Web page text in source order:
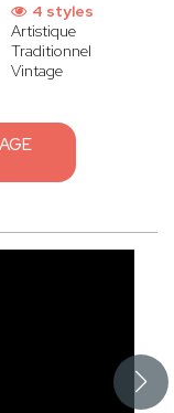
4 styles
Artistique
Traditionnel
Vintage